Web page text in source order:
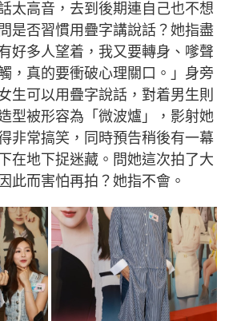
太高音，去到後期連自己也不想
是否習慣用疊字講說話？她指盡
好多人望着，我又要轉身、嗲聲
，真的要衝破心理關口。」身旁
生可以用疊字說話，對着男生則
型被形容為「微波爐」，影射她
非常搞笑，同時預告稍後有一幕
在地下捉迷藏。問她這次拍了大
此而害怕再拍？她指不會。